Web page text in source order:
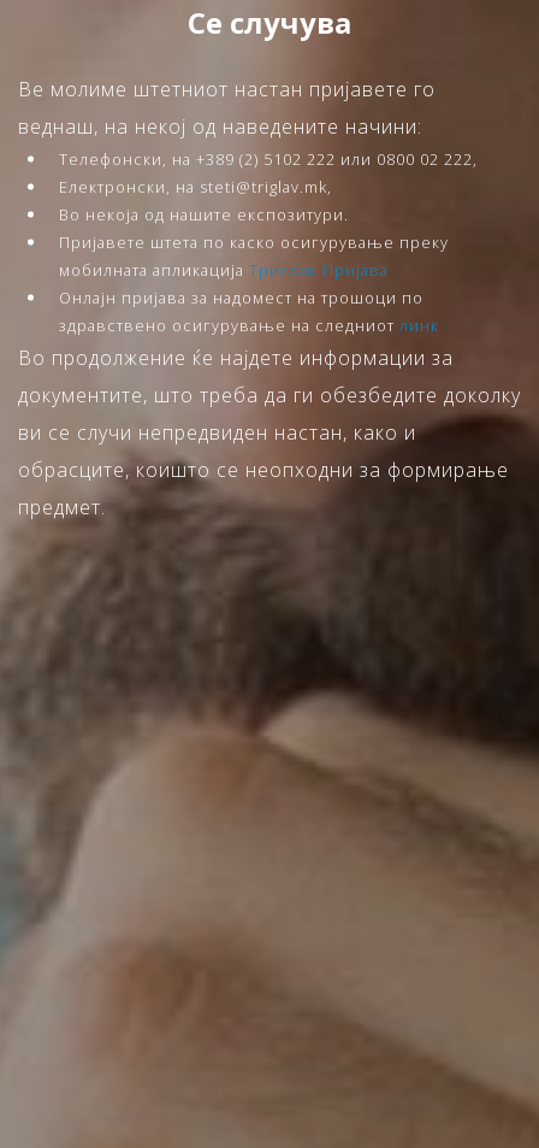
Се случува
Ве молиме штетниот настан пријавете го
веднаш, на некој од наведените начини:
Телефонски, на +389 (2) 5102 222 или 0800 02 222,
Електронски, на steti@triglav.mk,
Во некоја од нашите експозитури.
Пријавете штета по каско осигурување преку
мобилната апликација Триглав Пријава
Онлајн пријава за надомест на трошоци по
здравствено осигурување на следниот линк
Во продолжение ќе најдете информации за
документите, што треба да ги обезбедите доколку
ви се случи непредвиден настан, како и
обрасците, коишто се неопходни за формирање
предмет.